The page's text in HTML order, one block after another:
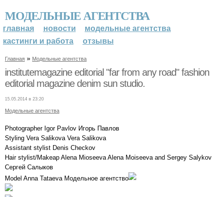
МОДЕЛЬНЫЕ АГЕНТСТВА
главная новости
модельные агентства
кастинги и работа
отзывы
Главная » Модельные агентства
institutemagazine editorial "far from any road" fashion
editorial magazine denim sun studio.
15.05.2014 в 23:20
Модельные агентства
Photographer Igor Pavlov Игорь Павлов
Styling Vera Salikova Vera Salikova
Assistant stylist Denis Checkov
Hair stylist/Makeap Alena Mioseeva Alena Moiseeva and Sergey Salykov
Сергей Салыков
Model Anna Tataeva Модельное агентство